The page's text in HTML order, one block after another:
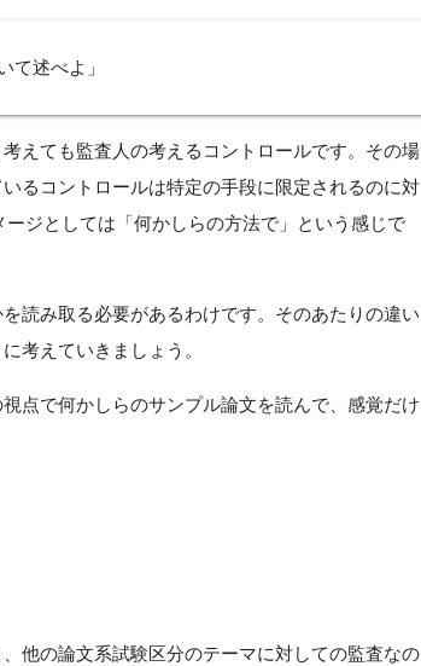
て述べよ」
えても監査人の考えるコントロールです。その場
るコントロールは特定の手段に限定されるのに対
ジとしては「何かしらの方法で」という感じで
読み取る必要があるわけです。そのあたりの違い
考えていきましょう。
点で何かしらのサンプル論文を読んで、感覚だけ
他の論文系試験区分のテーマに対しての監査なの